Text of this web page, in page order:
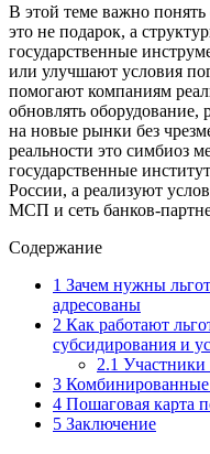
В этой теме важно
это не подарок, а
государственные
или улучшают условия
помогают компаниям
обновлять оборудование,
на новые рынки без
реальности это симбиоз
государственные
России, а реализуют
МСП и сеть банков-
Содержание
1 Зачем нужны
адресованы
2 Как работают
субсидирования и
2.1 Участники
3
4 Пошаговая карта
5 Заключение